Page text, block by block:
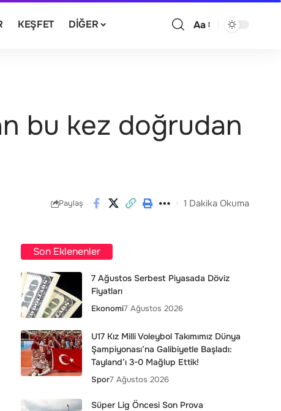
KEŞFET DIĞER Aa
bu kez doğrudan
Paylaş 1 Dakika Okuma
Son Eklenenler
7 Ağustos Serbest Piyasada Döviz
Fiyatları
Ekonomi7 Ağustos 2026
U17 Kız Milli Voleybol Takımımız Dünya
Şampiyonası’na Galibiyetle Başladı:
Tayland’ı 3-0 Mağlup Ettik!
Spor7 Ağustos 2026
Süper Lig Öncesi Son Prova